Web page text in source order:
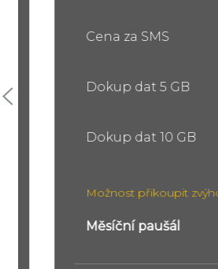
Cena za SMS
Dokup dat 5 GB
Dokup dat 10 GB
Možnost přikoupit
Měsíční paušál